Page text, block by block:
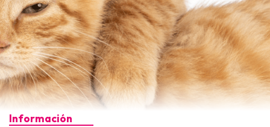
Información